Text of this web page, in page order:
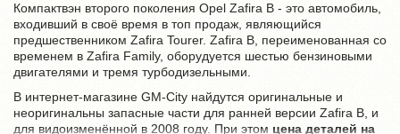
Компактвэн второго поколения Opel Zafira B - это автомобиль,
входивший в своё время в топ продаж, являющийся
предшественником Zafira Tourer. Zafira B, переименованная со
временем в Zafira Family, оборудуется шестью бензиновыми
двигателями и тремя турбодизельными.
В интернет-магазине GM-City найдутся оригинальные и
неоригинальны запасные части для ранней версии Zafira B, и
для видоизменённой в 2008 году. При этом цена деталей на